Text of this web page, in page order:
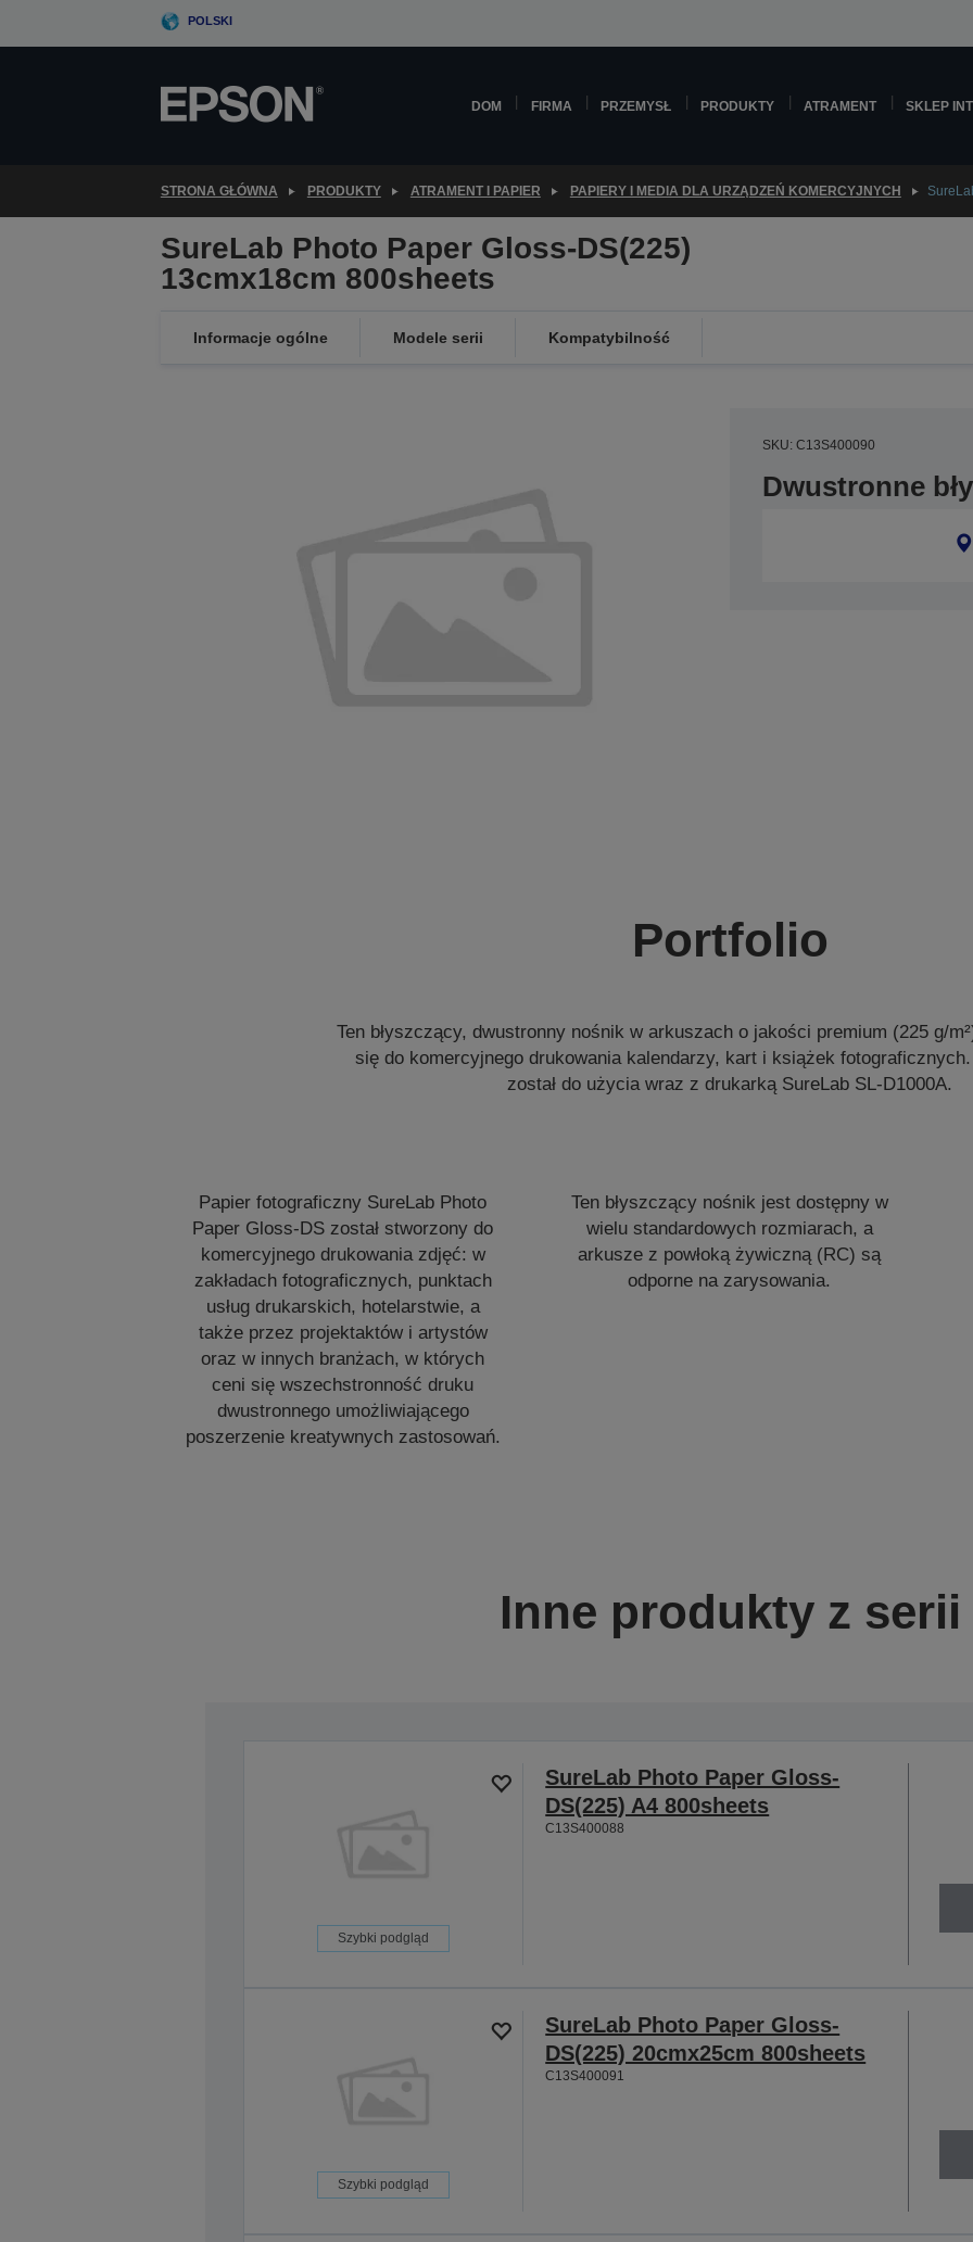
POLSKI
DOM FIRMA PRZEMYSŁ PRODUKTY ATRAMENT SKLEP
STRONA GŁÓWNA PRODUKTY ATRAMENT I PAPIER PAPIERY I MEDIA DLA URZĄDZEŃ KOMERCYJNYCH
SureLab Photo Paper Gloss-DS(225)
13cmx18cm 800sheets
Informacje ogólne Modele serii Kompatybilność
SKU: C13S400090
Dwustronne
Portfolio
Ten błyszczący, dwustronny nośnik w arkuszach o jakości premium (225 g/
się do komercyjnego drukowania kalendarzy, kart i książek
został do użycia wraz z drukarką SureLab SL-D1000A.
Papier fotograficzny SureLab Photo
Paper Gloss-DS został stworzony do
komercyjnego drukowania zdjęć: w
zakładach fotograficznych, punktach
usług drukarskich, hotelarstwie, a
także przez projektaktów i artystów
oraz w innych branżach, w których
ceni się wszechstronność druku
dwustronnego umożliwiającego
poszerzenie kreatywnych zastosowań.
Ten błyszczący nośnik jest dostępny w
wielu standardowych rozmiarach, a
arkusze z powłoką żywiczną (RC) są
odporne na zarysowania.
Inne produkty z serii
Szybki podgląd
SureLab Photo Paper Gloss-
DS(225) A4 800sheets
C13S400088
Szybki podgląd
SureLab Photo Paper Gloss-
DS(225) 20cmx25cm 800sheets
C13S400091